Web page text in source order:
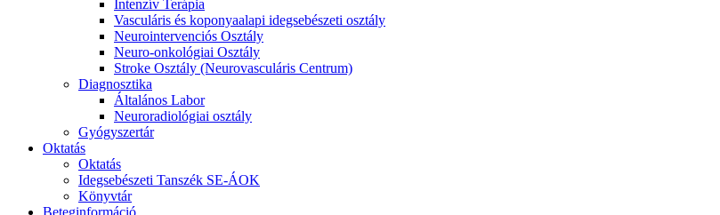
Intenzív Terápia
Vasculáris és koponyaalapi idegsebészeti osztály
Neurointervenciós Osztály
Neuro-onkológiai Osztály
Stroke Osztály (Neurovasculáris Centrum)
Diagnosztika
Általános Labor
Neuroradiológiai osztály
Gyógyszertár
Oktatás
Oktatás
Idegsebészeti Tanszék SE-ÁOK
Könyvtár